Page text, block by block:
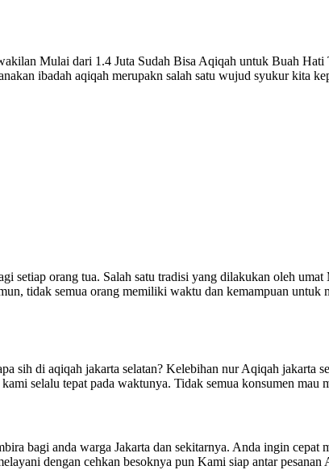
Mulai dari 1.4 Juta Sudah Bisa Aqiqah untuk Buah
ibadah aqiqah merupakn salah satu wujud syukur kita
setiap orang tua. Salah satu tradisi yang dilakukan oleh
tidak semua orang memiliki waktu dan kemampuan untuk
sih di aqiqah jakarta selatan? Kelebihan nur Aqiqah jakarta
selalu tepat pada waktunya. Tidak semua konsumen
anda warga Jakarta dan sekitarnya. Anda ingin cepat
dengan cehkan besoknya pun Kami siap antar